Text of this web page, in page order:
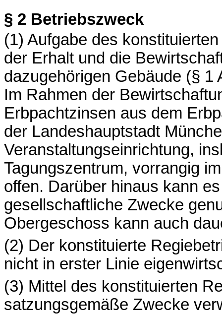
§ 2 Betriebszweck
(1) Aufgabe des
der Erhalt und die
dazugehörigen Gebäude (§ 1
Im Rahmen der
Erbpachtzinsen aus dem
der Landeshauptstadt
Veranstaltungseinrichtung,
Tagungszentrum, vorrangig
offen. Darüber hinaus kann
gesellschaftliche Zwecke
Obergeschoss kann auch
(2) Der konstituierte
nicht in erster Linie
(3) Mittel des konstituierten
satzungsgemäße Zwecke